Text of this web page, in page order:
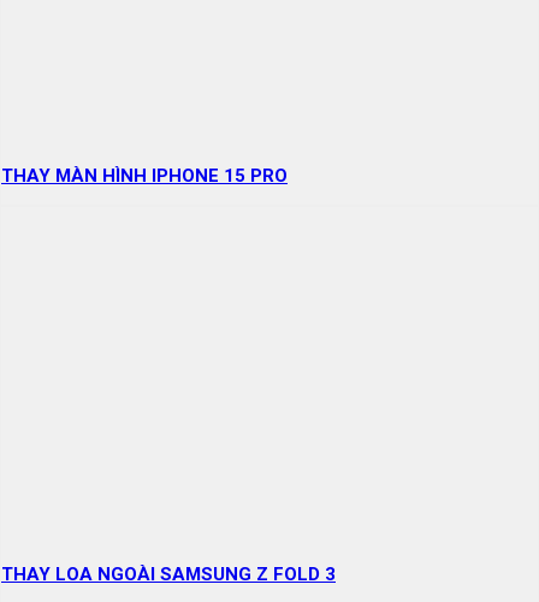
THAY MÀN HÌNH IPHONE 15 PRO
THAY LOA NGOÀI SAMSUNG Z FOLD 3